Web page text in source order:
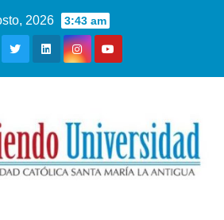
2026 3:43 am